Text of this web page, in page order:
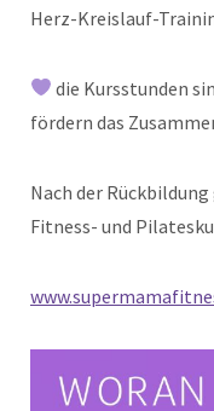
Herz-Kreislauf-
die Kursstunden
fördern das
Nach der
Fitness- und